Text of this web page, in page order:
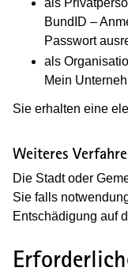
als
BundID –
Passwort
als
Mein
Sie erhalten eine
Weiteres
Die Stadt oder
Sie falls
Entschädigung auf